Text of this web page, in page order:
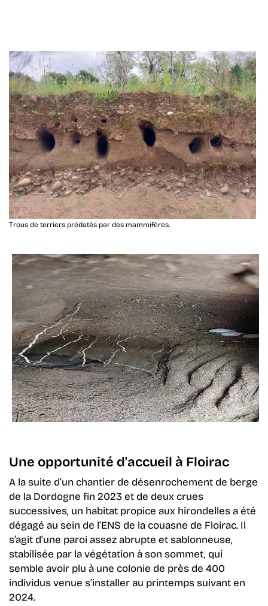
Trous de terriers prédatés par des mammifères.
Une opportunité d'accueil à Floirac
A la suite d’un chantier de désenrochement de berge
de la Dordogne fin 2023 et de deux crues
successives, un habitat propice aux hirondelles a été
dégagé au sein de l’ENS de la couasne de Floirac. Il
s’agit d’une paroi assez abrupte et sablonneuse,
stabilisée par la végétation à son sommet, qui
semble avoir plu à une colonie de près de 400
individus venue s’installer au printemps suivanten
2024.